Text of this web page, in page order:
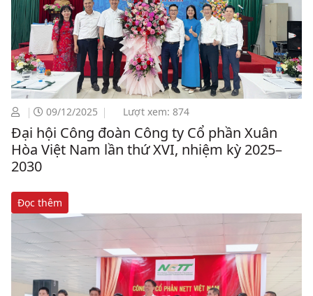
09/12/2025 Lượt xem: 874
Đại hội Công đoàn Công ty Cổ phần Xuân
Hòa Việt Nam lần thứ XVI, nhiệm kỳ 2025–
2030
Đọc thêm